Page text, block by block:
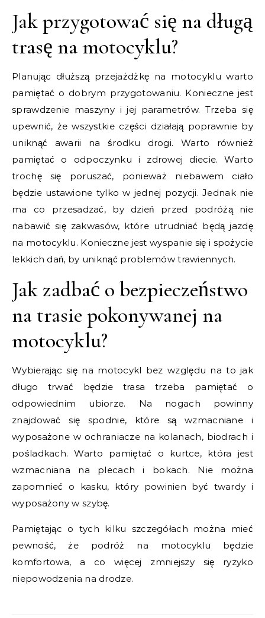
Jak przygotować się na długą
trasę na motocyklu?
Planując dłuższą przejażdżkę na motocyklu warto
pamiętać o dobrym przygotowaniu. Konieczne jest
sprawdzenie maszyny i jej parametrów. Trzeba się
upewnić, że wszystkie części działają poprawnie by
uniknąć awarii na środku drogi. Warto również
pamiętać o odpoczynku i zdrowej diecie. Warto
trochę się poruszać, ponieważ niebawem ciało
będzie ustawione tylko w jednej pozycji. Jednak nie
ma co przesadzać, by dzień przed podróżą nie
nabawić się zakwasów, które utrudniać będą jazdę
na motocyklu. Konieczne jest wyspanie się i spożycie
lekkich dań, by uniknąć problemów trawiennych.
Jak zadbać o bezpieczeństwo
na trasie pokonywanej na
motocyklu?
Wybierając się na motocykl bez względu na to jak
długo trwać będzie trasa trzeba pamiętać o
odpowiednim ubiorze. Na nogach powinny
znajdować się spodnie, które są wzmacniane i
wyposażone w ochraniacze na kolanach, biodrach i
pośladkach. Warto pamiętać o kurtce, która jest
wzmacniana na plecach i bokach. Nie można
zapomnieć o kasku, który powinien być twardy i
wyposażony w szybę.
Pamiętając o tych kilku szczegółach można mieć
pewność, że podróż na motocyklu będzie
komfortowa, a co więcej zmniejszy się ryzyko
niepowodzenia na drodze.